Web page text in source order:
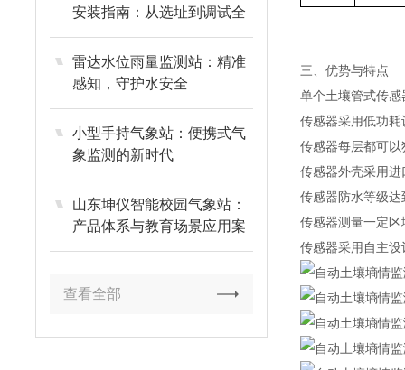
安装指南：从选址到调试全
流程解析
雷达水位雨量监测站：精准
感知，守护水安全
小型手持气象站：便携式气
象监测的新时代
山东坤仪智能校园气象站：
产品体系与教育场景应用案
例
查看全部
三、优势与特点
单个土壤管式传
传感器采用低功
传感器每层都可
传感器外壳采用
传感器防水等级
传感器测量一定
传感器采用自主